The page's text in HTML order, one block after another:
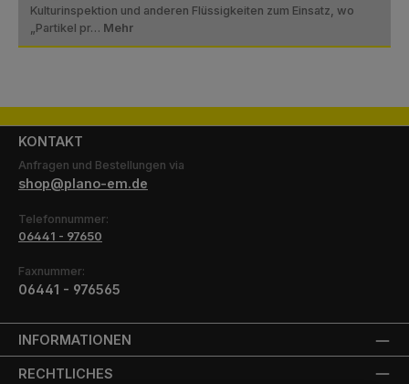
Kulturinspektion und anderen Flüssigkeiten zum Einsatz, wo
„Partikel pr… Mehr
KONTAKT
Anfragen und Bestellungen via
shop@plano-em.de
Telefonnummer:
06441 - 97650
Faxnummer:
06441 - 976565
INFORMATIONEN
RECHTLICHES